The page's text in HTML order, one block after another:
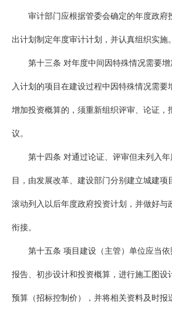
审计部门应根据管委会确定的年度政府
出计划制定年度审计计划，并认真组织实施。
第十三条 对年度中间因特殊情况需要
入计划的项目在建设过程中因特殊情况需要
增加投资概算的，须重新组织评审、论证，
议。
第十四条 对通过论证、评审但未列入
目，由发展改革、建设部门分别建立城建项
滚动列入以后年度政府投资计划，并做好与
衔接。
第十五条 项目建设（主管）单位应当
报告、初步设计和投资概算，进行施工图设
预算（招标控制价），并将相关资料及时报